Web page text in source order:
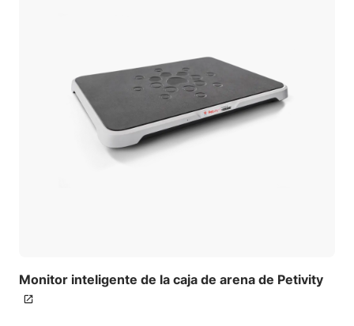
Monitor inteligente de la caja de arena de Petivity